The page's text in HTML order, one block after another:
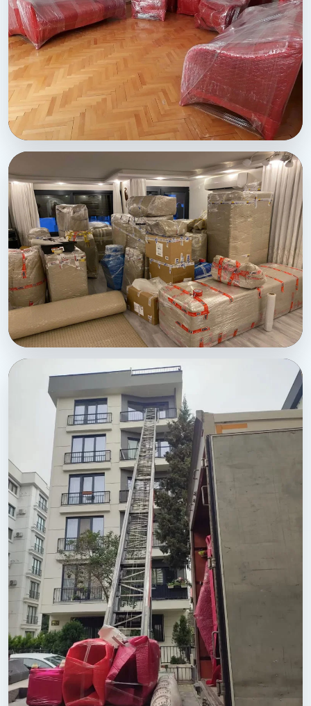
Karkamis Sehirler Arasi Nakliyat - Salon paketleme
duzeni
Karkamis Sehirler Arasi Nakliyat - Tam kapsamli ev
toplama